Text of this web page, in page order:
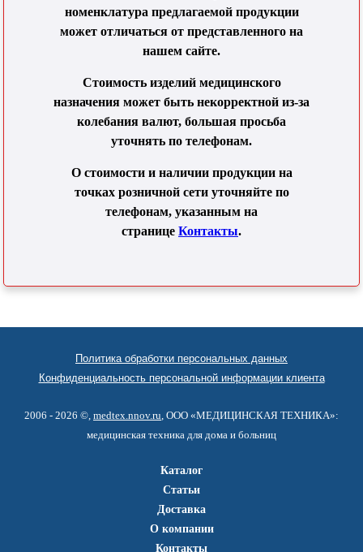
номенклатура предлагаемой продукции
может отличаться от представленного на
нашем сайте.
Стоимость изделий медицинского
назначения может быть некорректной из-за
колебания валют, большая просьба
уточнять по телефонам.
О стоимости и наличии продукции на
точках розничной сети уточняйте по
телефонам, указанным на
странице Контакты.
Политика обработки персональных данных
Конфиденциальность персональной информации клиента
2006 - 2026 ©, medtex.nnov.ru , ООО «МЕДИЦИНСКАЯ ТЕХНИКА»:
медицинская техника для дома и больниц
Каталог
Статьи
Доставка
О компании
Контакты